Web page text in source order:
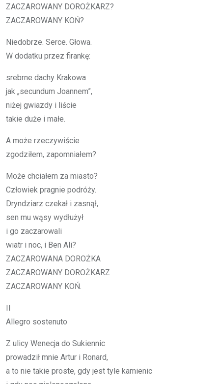
ZA­CZA­RO­WA­NY DOROŻKARZ?
ZA­CZA­RO­WA­NY KOŃ?
Nie­do­brze. Ser­ce. Gło­wa.
W do­dat­ku przez fi­ran­kę:
srebr­ne da­chy Kra­ko­wa
jak „se­cun­dum Jo­an­nem”,
ni­żej gwiaz­dy i li­ście
ta­kie duże i małe.
A może rze­czy­wi­ście
zgo­dzi­łem, za­po­mnia­łem?
Może chcia­łem za mia­sto?
Czło­wiek pra­gnie po­dró­ży.
Dryn­dziarz cze­kał i za­snął,
sen mu wąsy wy­dłu­żył
i go za­cza­ro­wa­li
wiatr i noc, i Ben Ali?
ZA­CZA­RO­WA­NA DOROŻKA
ZA­CZA­RO­WA­NY DOROŻKARZ
ZA­CZA­RO­WA­NY KOŃ.
II
Al­le­gro so­ste­nu­to
Z uli­cy We­ne­cja do Su­kien­nic
pro­wa­dził mnie Ar­tur i Ro­nard,
a to nie ta­kie pro­ste, gdy jest tyle ka­mie­nic